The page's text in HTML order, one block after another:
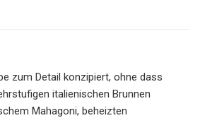
zum Detail konzipiert, ohne dass
italienischen Brunnen
Mahagoni, beheizten